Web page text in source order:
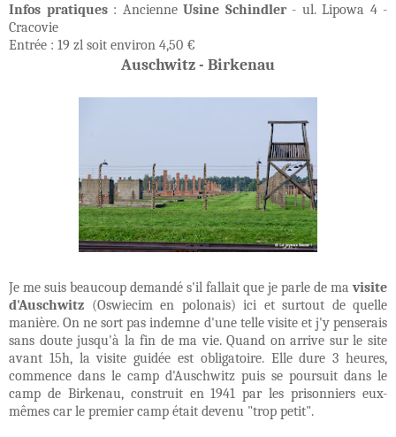
Infos pratiques: Ancienne Usine Schindler- ul. Lipowa 4 -
Cracovie
Entrée : 19 zl soit environ 4,50 €
Auschwitz - Birkenau
Je me suis beaucoup demandé s'il fallait que je parle de mavisite
d'Auschwitz (Oswiecim en polonais) ici et surtout de quelle
manière. On ne sort pas indemne d'une telle visite et j'y penserais
sans doute jusqu'à la fin de ma vie. Quand on arrive sur le site
avant 15h, la visite guidée est obligatoire. Elle dure 3 heures,
commence dans le camp d'Auschwitz puis se poursuit dans le
camp de Birkenau, construit en 1941 par les prisonniers eux-
mêmes car le premier camp était devenu "trop petit".